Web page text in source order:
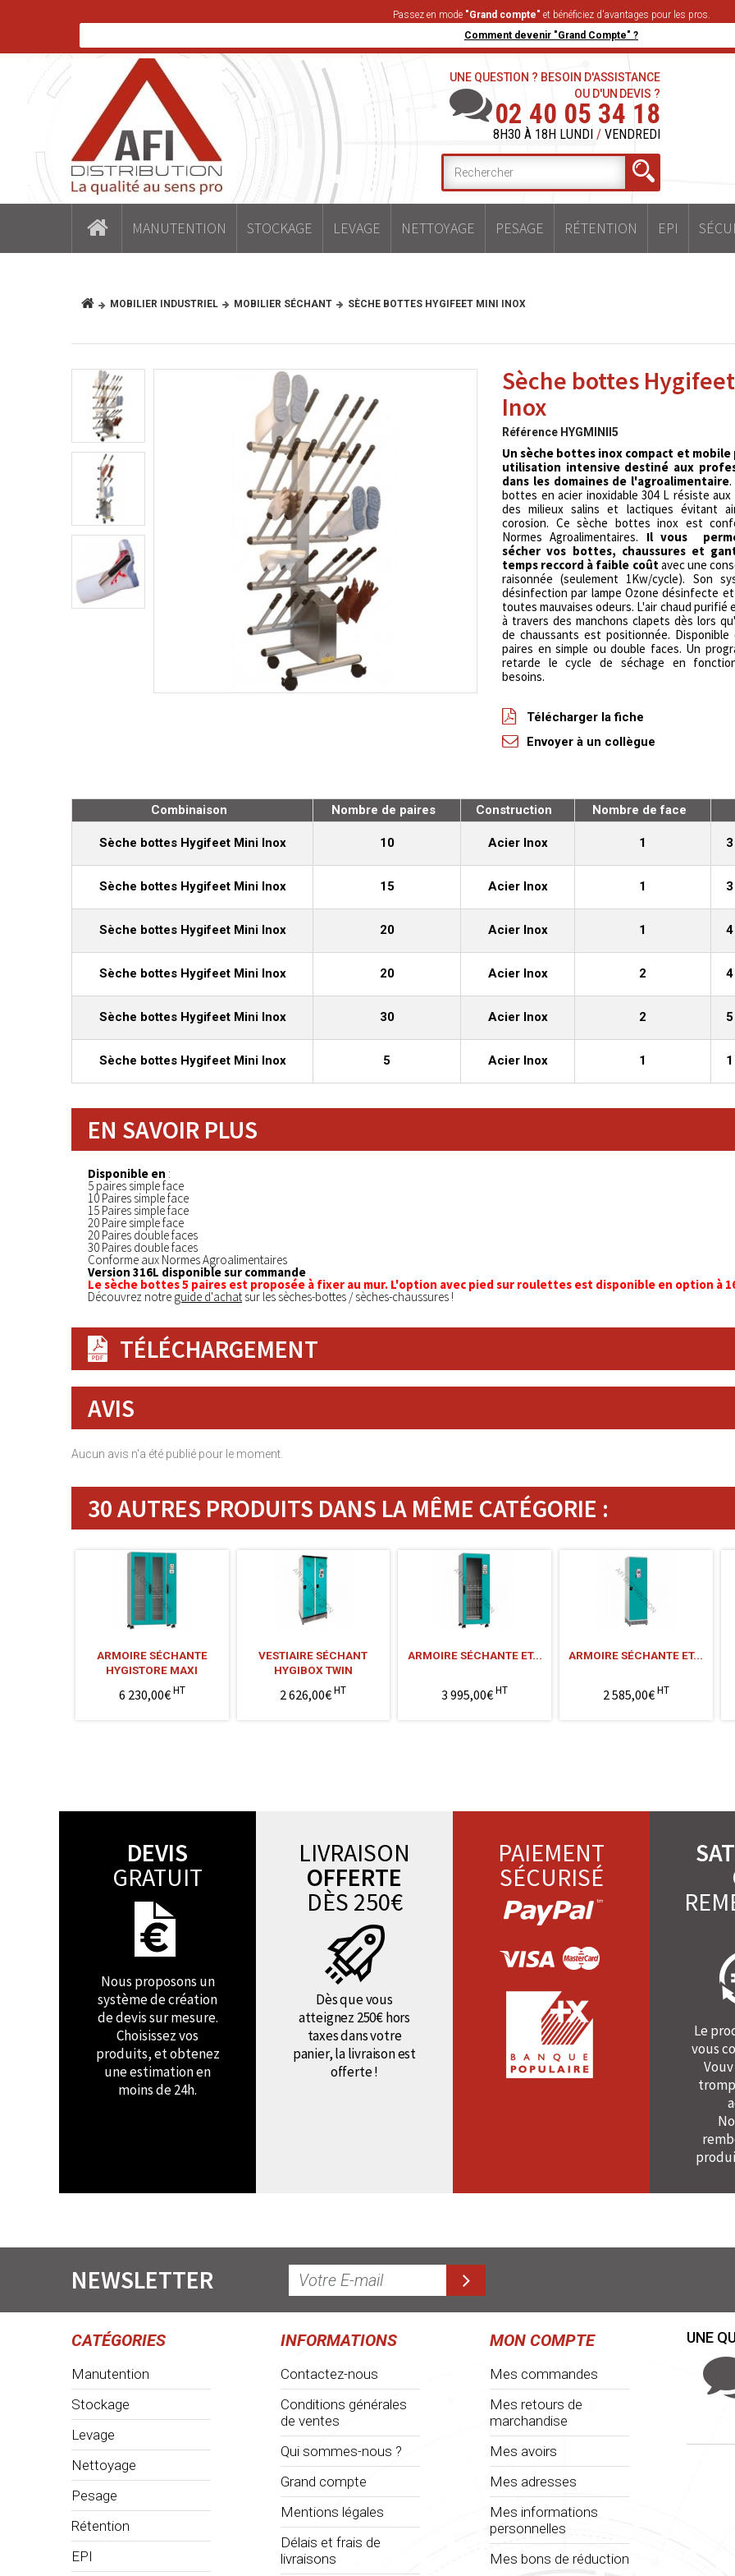
Passez en mode "Grand compte" et bénéficiez d'avantages pour les pros.
Comment devenir "Grand Compte" ?
UNE QUESTION ? BESOIN D'ASSISTANCE
OU D'UN DEVIS ?
02 40 05 34 18
8H30 À 18H LUNDI / VENDREDI
MANUTENTION STOCKAGE LEVAGE NETTOYAGE PESAGE RÉTENTION EPI
MOBILIER INDUSTRIEL MOBILIER SÉCHANT SÈCHE BOTTES HYGIFEET MINI INOX
Sèche bottes
Inox
Référence HYGMINII5
Un sèche bottes inox compact et mobile
utilisation intensive destiné aux
dans les domaines de l'agroalimentaire
bottes en acier inoxidable 304 L résiste aux
des milieux salins et lactiques évitant
corosion. Ce sèche bottes inox est
Normes Agroalimentaires. Il vous
sécher vos bottes, chaussures et
temps reccord à faible coûtavec une
raisonnée (seulement 1Kw/cycle). Son
désinfection par lampe Ozone désinfecte
toutes mauvaises odeurs. L'air chaud purifié
à travers des manchons clapets dès lors
de chaussants est positionnée. Disponible
paires en simple ou double faces. Un
retarde le cycle de séchage en
besoins.
Télécharger la fiche
Envoyer à un collègue
Combinaison Nombre de paires Construction Nombre de face
Sèche bottes Hygifeet Mini Inox 10 Acier Inox 1
Sèche bottes Hygifeet Mini Inox 15 Acier Inox 1
Sèche bottes Hygifeet Mini Inox 20 Acier Inox 1
Sèche bottes Hygifeet Mini Inox 20 Acier Inox 2
Sèche bottes Hygifeet Mini Inox 30 Acier Inox 2
Sèche bottes Hygifeet Mini Inox 5 Acier Inox 1
EN SAVOIR PLUS
Disponible en :
5 paires simple face
10 Paires simple face
15 Paires simple face
20 Paire simple face
20 Paires double faces
30 Paires double faces
Conforme aux Normes Agroalimentaires
Version 316L disponible sur commande
Le sèche bottes 5 paires est proposée à fixer au mur. L'option avec pied sur roulettes est disponible en option à
Découvrez notre guide d'achat sur les sèches-bottes / sèches-chaussures !
TÉLÉCHARGEMENT
AVIS
Aucun avis n'a été publié pour le moment.
30 AUTRES PRODUITS DANS LA MÊME CATÉGORIE :
ARMOIRE SÉCHANTE
HYGISTORE MAXI
6 230,00€HT
VESTIAIRE SÉCHANT
HYGIBOX TWIN
2 626,00€ HT
ARMOIRE SÉCHANTE ET...
3 995,00€HT
ARMOIRE SÉCHANTE ET...
2 585,00€HT
DEVIS
GRATUIT
Nous proposons un
système de création
de devis sur mesure.
Choisissez vos
produits, et obtenez
une estimation en
moins de 24h.
LIVRAISON
OFFERTE
DÈS 250€
Dès que vous
atteignez 250€ hors
taxes dans votre
panier, la livraison est
offerte !
PAIEMENT
SÉCURISÉ
Le
vous
NEWSLETTER
CATÉGORIES
Manutention
Stockage
Levage
Nettoyage
Pesage
Rétention
EPI
INFORMATIONS
Contactez-nous
Conditions générales
de ventes
Qui sommes-nous ?
Grand compte
Mentions légales
Délais et frais de
livraisons
MON COMPTE
Mes commandes
Mes retours de
marchandise
Mes avoirs
Mes adresses
Mes informations
personnelles
Mes bons de réduction
UNE